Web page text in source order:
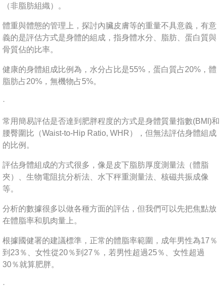
（非脂肪組織）。
體重與體態的管理上，探討內臟皮膚等的重量不具意義，有意
義的是評估方式是身體的組成，指身體水分、脂肪、蛋白質與
骨質佔的比率。
健康的身體組成比例為，水分占比是55%，蛋白質占20%，體
脂肪占20%，無機物占5%。
·
常用簡易評估是否達到肥胖程度的方式是身體質量指數(BMI)和
腰臀圍比（Waist-to-Hip Ratio, WHR），但無法評估身體組成
的比例。
評估身體組成的方式很多，像是皮下脂肪厚度測量法（體脂
夾）、生物電阻抗分析法、水下秤重測量法、核磁共振成像
等。
分析的數據很多以做各種方面的評估，但我們可以先把焦點放
在體脂率和肌肉量上。
根據國健署的建議標準，正常的體脂率範圍，成年男性為17％
到23％、女性從20％到27％，若男性超過25％、女性超過
30％就算肥胖。
·